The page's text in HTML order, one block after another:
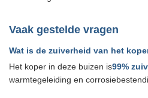
Vaak gestelde vragen
Wat is de zuiverheid van het
Het koper in deze buizen is99%
warmtegeleiding en